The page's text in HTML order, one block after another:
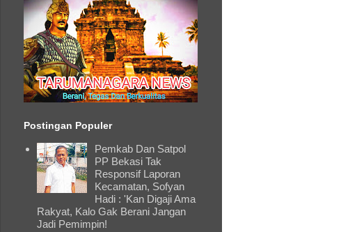
Postingan Populer
Pemkab Dan Satpol
PP Bekasi Tak
Responsif Laporan
Kecamatan, Sofyan
Hadi : 'Kan Digaji Ama
Rakyat, Kalo Gak Berani Jangan
Jadi Pemimpin!